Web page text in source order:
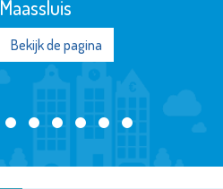
Maassluis
Bekijk de pagina